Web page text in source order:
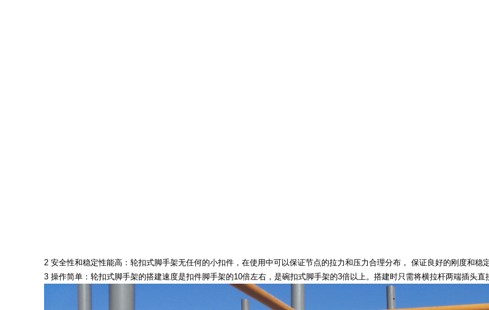
2 安全性和稳定性能高：轮扣式脚手架无任何的小扣件，在使用中可以保证节点的拉力和压力合理分布， 保证良好的刚度和稳
3 操作简单：轮扣式脚手架的搭建速度是扣件脚手架的10倍左右，是碗扣式脚手架的3倍以上。搭建时只需将横拉杆两端插头直